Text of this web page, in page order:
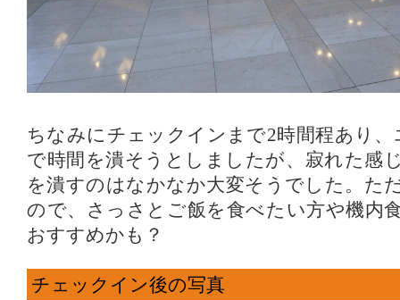
ちなみにチェックインまで2時間程あり
で時間を潰そうとしましたが、寂れた感
を潰すのはなかなか大変そうでした。た
ので、さっさとご飯を食べたい方や機内
おすすめかも？
チェックイン後の写真